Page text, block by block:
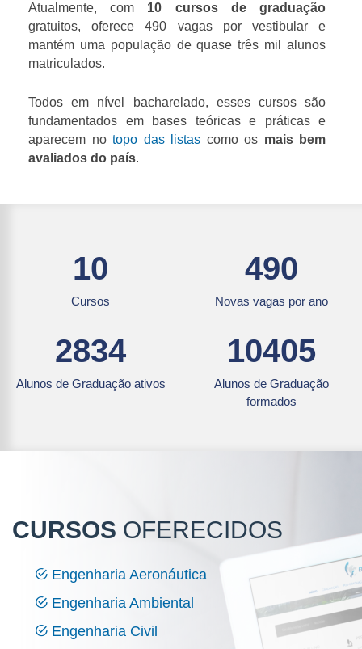
Atualmente, com 10 cursos de graduação
gratuitos, oferece 490 vagas por vestibular e
mantém uma população de quase três mil alunos
matriculados.
Todos em nível bacharelado, esses cursos são
fundamentados em bases teóricas e práticas e
aparecem no topo das listas como os mais bem
avaliados do país.
10
Cursos
490
Novas vagas por ano
2834
Alunos de Graduação ativos
10405
Alunos de Graduação
formados
CURSOS OFERECIDOS
Engenharia Aeronáutica
Engenharia Ambiental
Engenharia Civil